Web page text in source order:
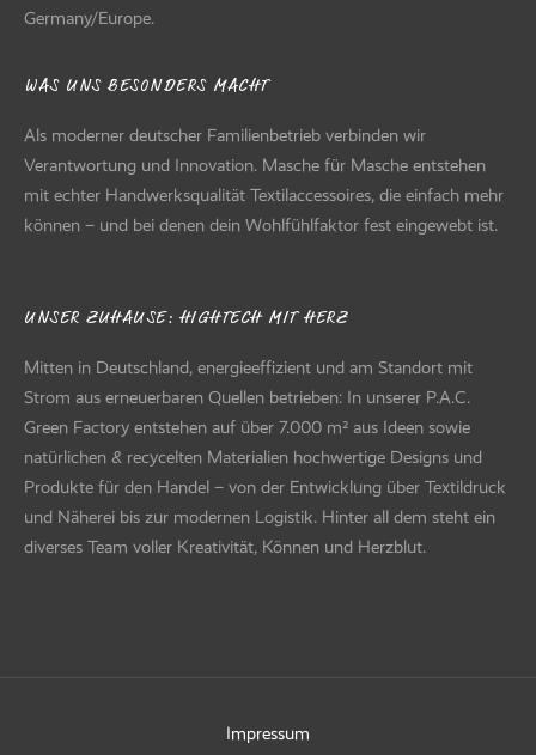
Germany/Europe.
WAS UNS BESONDERS MACHT
Als moderner deutscher Familienbetrieb verbinden wir
Verantwortung und Innovation. Masche für Masche entstehen
mit echter Handwerksqualität Textilaccessoires, die einfach mehr
können – und bei denen dein Wohlfühlfaktor fest eingewebt ist.
UNSER ZUHAUSE: HIGHTECH MIT HERZ
Mitten in Deutschland, energieeffizient und am Standort mit
Strom aus erneuerbaren Quellen betrieben: In unserer P.A.C.
Green Factory entstehen auf über 7.000 m² aus Ideen sowie
natürlichen & recycelten Materialien hochwertige Designs und
Produkte für den Handel – von der Entwicklung über Textildruck
und Näherei bis zur modernen Logistik. Hinter all dem steht ein
diverses Team voller Kreativität, Können und Herzblut.
Impressum